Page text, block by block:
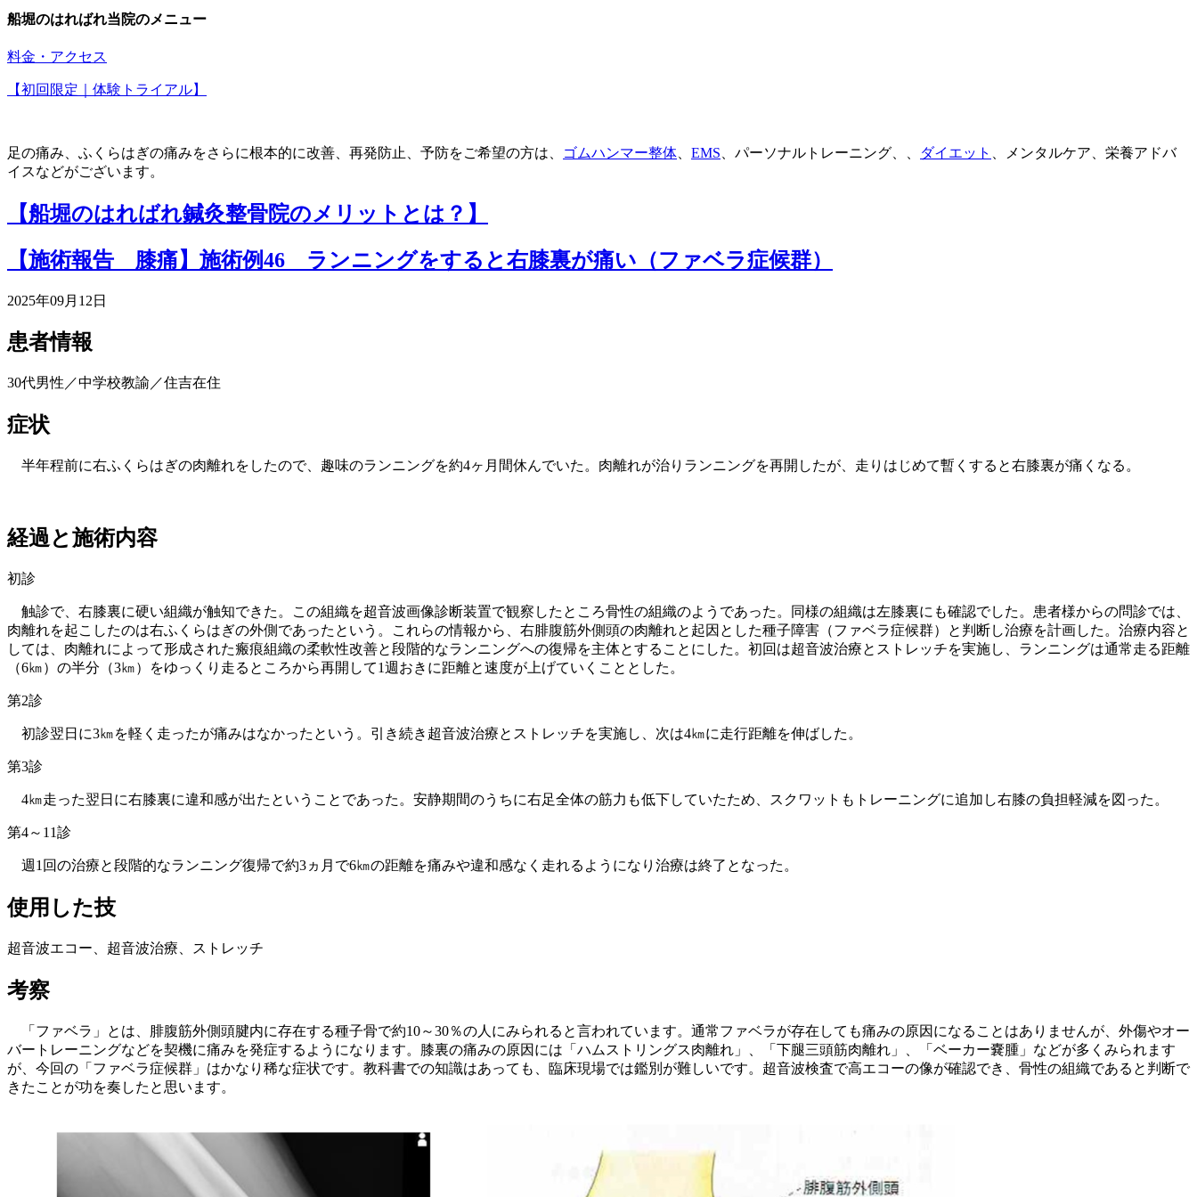
船堀のはればれ当院のメニュー
料金・アクセス
【初回限定｜体験トライアル】
足の痛み、ふくらはぎの痛みをさらに根本的に改善、再発防止、予防をご希望の方は、 ゴムハンマー整体 EMS 、パーソナルトレーニング、、 ダイエット
、メンタルケア、栄養アドバ
イスなどがございます。
【船堀のはればれ鍼灸整骨院のメリットとは？】
【施術報告 膝痛】施術例46 ランニングをすると右膝裏が痛い（ファベラ症候群）
2025年09月12日
患者情報
30代男性／中学校教諭／住吉在住
症状
半年程前に右ふくらはぎの肉離れをしたので、趣味のランニングを約4ヶ月間休んでいた。肉離れが治りランニングを再開したが、走りはじめて暫くすると右膝裏が痛くなる。
経過と施術内容
初診
触診で、右膝裏に硬い組織が触知できた。この組織を超音波画像診断装置で観察したところ骨性の組織のようであった。同様の組織は左膝裏にも確認でした。患者様からの問診では、
肉離れを起こしたのは右ふくらはぎの外側であったという。これらの情報から、右腓腹筋外側頭の肉離れと起因とした種子障害（ファベラ症候群）と判断し治療を計画した。治療内容と
しては、肉離れによって形成された瘢痕組織の柔軟性改善と段階的なランニングへの復帰を主体とすることにした。初回は超音波治療とストレッチを実施し、ランニングは通常走る距離
（6㎞）の半分（3㎞）をゆっくり走るところから再開して1週おきに距離と速度が上げていくこととした。
第2診
初診翌日に3㎞を軽く走ったが痛みはなかったという。引き続き超音波治療とストレッチを実施し、次は4㎞に走行距離を伸ばした。
第3診
4㎞走った翌日に右膝裏に違和感が出たということであった。安静期間のうちに右足全体の筋力も低下していたため、スクワットもトレーニングに追加し右膝の負担軽減を図った。
第4～11診
週1回の治療と段階的なランニング復帰で約3ヵ月で6㎞の距離を痛みや違和感なく走れるようになり治療は終了となった。
使用した技
超音波エコー、超音波治療、ストレッチ
考察
「ファベラ」とは、腓腹筋外側頭腱内に存在する種子骨で約10～30％の人にみられると言われています。通常ファベラが存在しても痛みの原因になることはありませんが、外傷やオー
バートレーニングなどを契機に痛みを発症するようになります。膝裏の痛みの原因には「ハムストリングス肉離れ」、「下腿三頭筋肉離れ」、「ベーカー嚢腫」などが多くみられます
が、今回の「ファベラ症候群」はかなり稀な症状です。教科書での知識はあっても、臨床現場では鑑別が難しいです。超音波検査で高エコーの像が確認でき、骨性の組織であると判断で
きたことが功を奏したと思います。